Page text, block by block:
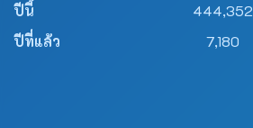
ปีนี้
444,352
ปีที่แล้ว
7,180